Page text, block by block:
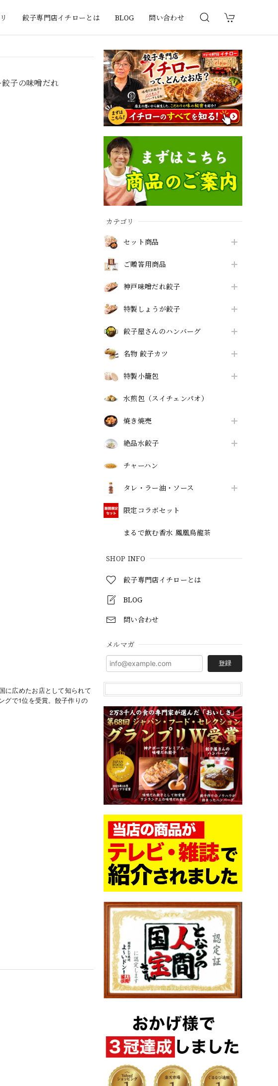
餃子専門店イチローとは BLOG 問い合わせ
カテゴリ
セット商品
ご贈答用商品
神戸味噌だれ餃子
特製しょうが餃子
餃子屋さんのハンバーグ
名物 餃子カツ
特製小籠包
水煎包（スイチェンパオ）
焼き焼売
絶品水餃子
チャーハン
タレ・ラー油・ソース
限定コラボセット
まるで飲む香水 鳳凰烏龍茶
SHOP INFO
餃子専門店イチローとは
BLOG
問い合わせ
メルマガ
登録
子の味噌だれ
に広めたお店として知られて
グで1位を受賞。餃子作りの